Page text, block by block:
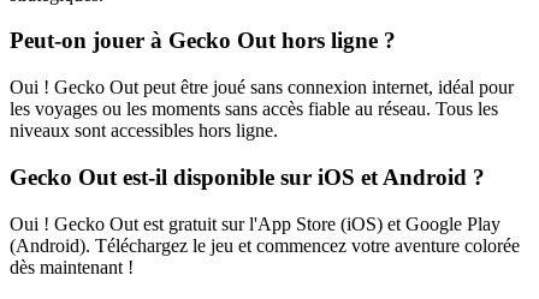
Peut-on jouer à Gecko Out hors ligne ?
Oui ! Gecko Out peut être joué sans connexion internet, idéal pour
les voyages ou les moments sans accès fiable au réseau. Tous les
niveaux sont accessibles hors ligne.
Gecko Out est-il disponible sur iOS et Android ?
Oui ! Gecko Out est gratuit sur l'App Store (iOS) et Google Play
(Android). Téléchargez le jeu et commencez votre aventure colorée
dès maintenant !